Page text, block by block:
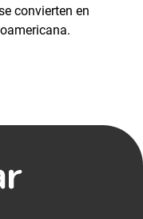
convierten en